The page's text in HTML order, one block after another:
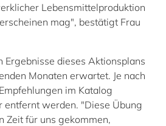
Lebensmittelproduktion
mag", bestätigt Frau
Ergebnisse dieses Aktionsplans
Monaten erwartet. Je nach
im Katalog
entfernt werden. "Diese Übung
Zeit für uns gekommen,